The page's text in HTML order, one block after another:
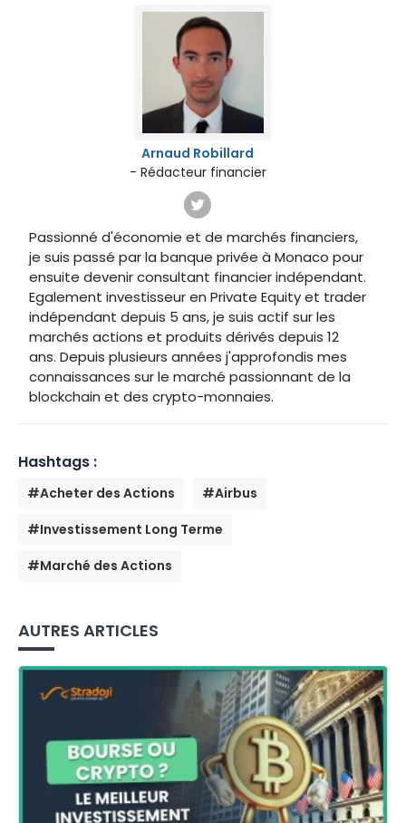
Arnaud Robillard
- Rédacteur financier
Passionné d'économie et de marchés financiers,
je suis passé par la banque privée à Monaco pour
ensuite devenir consultant financier indépendant.
Egalement investisseur en Private Equity et trader
indépendant depuis 5 ans, je suis actif sur les
marchés actions et produits dérivés depuis 12
ans. Depuis plusieurs années j'approfondis mes
connaissances sur le marché passionnant de la
blockchain et des crypto-monnaies.
Hashtags :
#Acheter des Actions
#Airbus
#Investissement Long Terme
#Marché des Actions
AUTRES ARTICLES